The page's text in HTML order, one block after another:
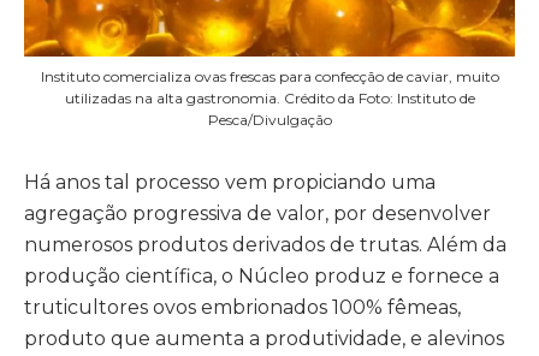
Instituto comercializa ovas frescas para confecção de caviar, muito
utilizadas na alta gastronomia. Crédito da Foto: Instituto de
Pesca/Divulgação
Há anos tal processo vem propiciando uma
agregação progressiva de valor, por desenvolver
numerosos produtos derivados de trutas. Além da
produção científica, o Núcleo produz e fornece a
truticultores ovos embrionados 100% fêmeas,
produto que aumenta a produtividade, e alevinos